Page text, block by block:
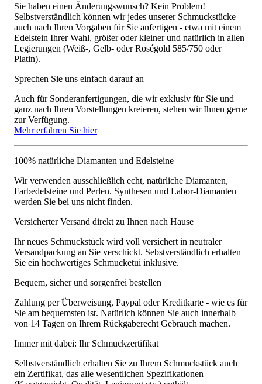
Sie haben einen Änderungswunsch? Kein Problem!
Selbstverständlich können wir jedes unserer Schmuckstücke
auch nach Ihren Vorgaben für Sie anfertigen - etwa mit einem
Edelstein Ihrer Wahl, größer oder kleiner und natürlich in allen
Legierungen (Weiß-, Gelb- oder Roségold 585/750 oder
Platin).
Sprechen Sie uns einfach darauf an
Auch für Sonderanfertigungen, die wir exklusiv für Sie und
ganz nach Ihren Vorstellungen kreieren, stehen wir Ihnen gerne
zur Verfügung.
Mehr erfahren Sie hier
100% natürliche Diamanten und Edelsteine
Wir verwenden ausschließlich echt, natürliche Diamanten,
Farbedelsteine und Perlen. Synthesen und Labor-Diamanten
werden Sie bei uns nicht finden.
Versicherter Versand direkt zu Ihnen nach Hause
Ihr neues Schmuckstück wird voll versichert in neutraler
Versandpackung an Sie verschickt. Sebstverständlich erhalten
Sie ein hochwertiges Schmucketui inklusive.
Bequem, sicher und sorgenfrei bestellen
Zahlung per Überweisung, Paypal oder Kreditkarte - wie es für
Sie am bequemsten ist. Natürlich können Sie auch innerhalb
von 14 Tagen on Ihrem Rückgaberecht Gebrauch machen.
Immer mit dabei: Ihr Schmuckzertifikat
Selbstverständlich erhalten Sie zu Ihrem Schmuckstück auch
ein Zertifikat, das alle wesentlichen Spezifikationen